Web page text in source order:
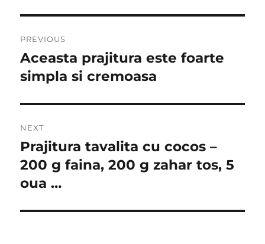
navigation
PREVIOUS
Previous
post:
Aceasta prajitura este foarte
simpla si cremoasa
NEXT
Next
post:
Prajitura tavalita cu cocos –
200 g faina, 200 g zahar tos, 5
oua …